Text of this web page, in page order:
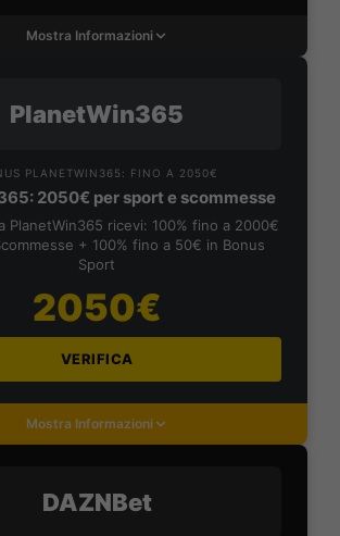
Mostra Informazioni
PlanetWin365
PLANETWIN365: FINO A 2050€
2050€ per sport e scommesse
PlanetWin365 ricevi: 100% fino a 2000€
+ 100% fino a 50€ in Bonus
Sport
2050€
VERIFICA
Mostra Informazioni
DAZNBet